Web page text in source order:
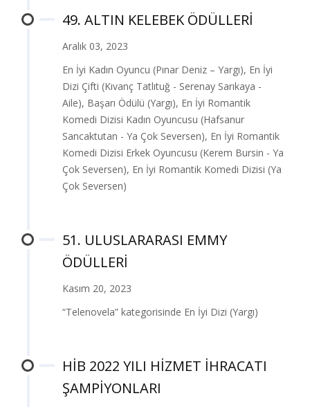
49. ALTIN KELEBEK ÖDÜLLERİ
Aralık 03, 2023
En İyi Kadın Oyuncu (Pınar Deniz – Yargı), En İyi
Dizi Çifti (Kıvanç Tatlıtuğ - Serenay Sarıkaya -
Aile), Başarı Ödülü (Yargı), En İyi Romantik
Komedi Dizisi Kadın Oyuncusu (Hafsanur
Sancaktutan - Ya Çok Seversen), En İyi Romantik
Komedi Dizisi Erkek Oyuncusu (Kerem Bursin - Ya
Çok Seversen), En İyi Romantik Komedi Dizisi (Ya
Çok Seversen)
51. ULUSLARARASI EMMY
ÖDÜLLERİ
Kasım 20, 2023
“Telenovela” kategorisinde En İyi Dizi (Yargı)
HİB 2022 YILI HİZMET İHRACATI
ŞAMPİYONLARI